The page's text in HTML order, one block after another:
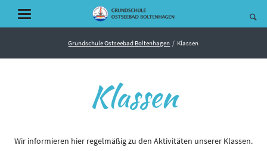
Grundschule Ostseebad Boltenhagen Klassen
Klassen
Wir informieren hier regelmäßig zu den Aktivitäten unserer Klassen.